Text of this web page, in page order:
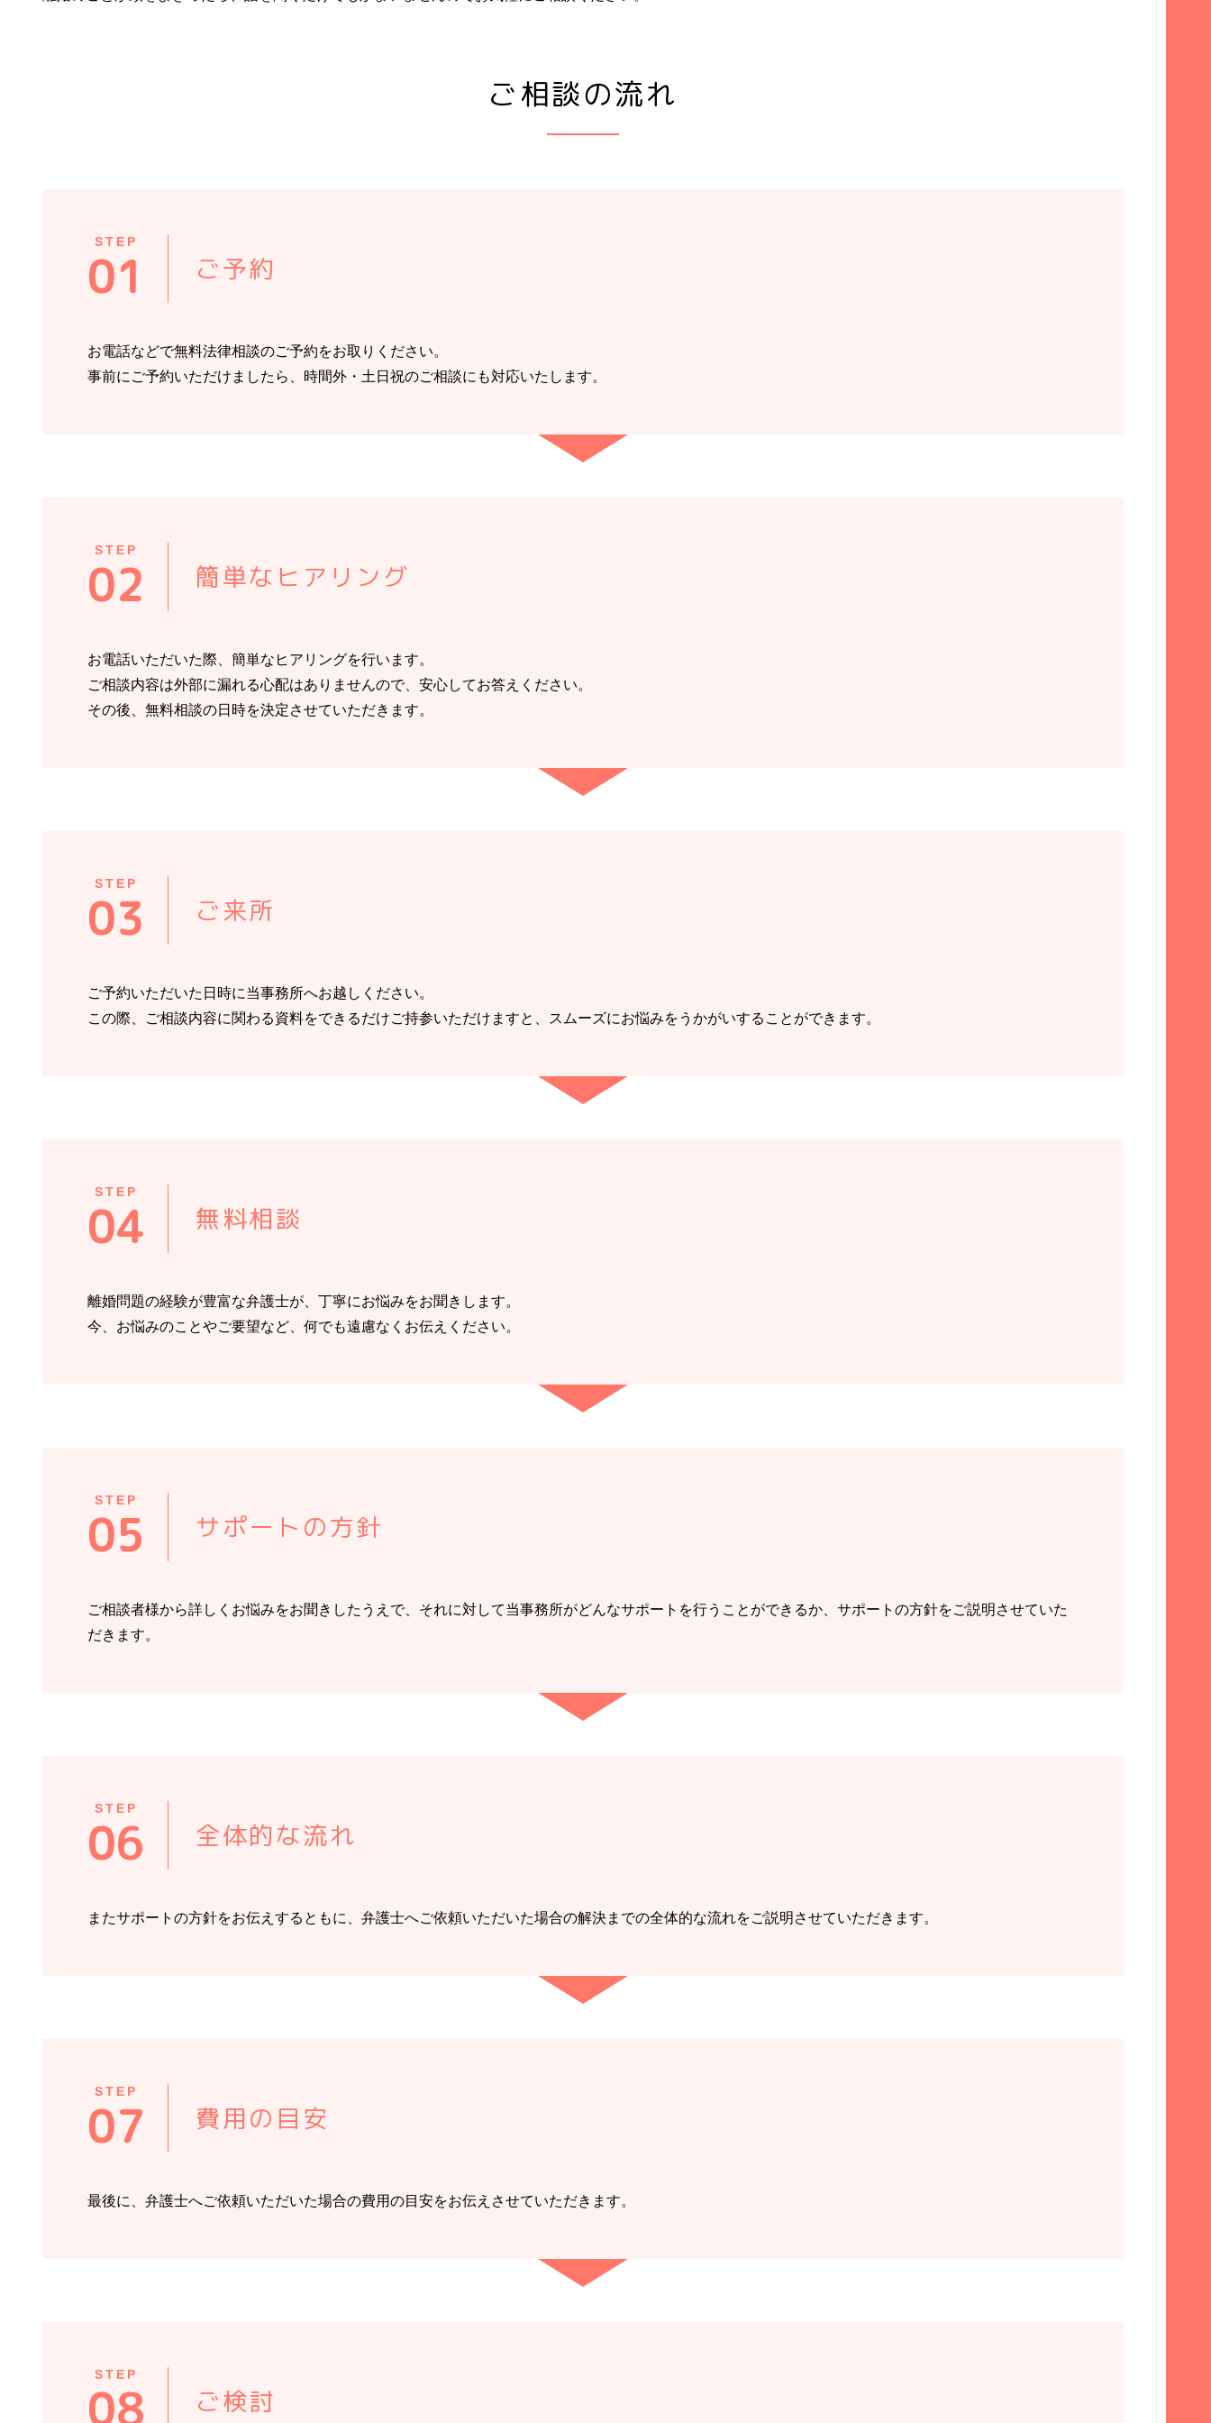
ご相談の流れ
STEP
01 ご予約
お電話などで無料法律相談のご予約をお取りください。
事前にご予約いただけましたら、時間外・土日祝のご相談にも対応いたします。
STEP
02 簡単なヒアリング
お電話いただいた際、簡単なヒアリングを行います。
ご相談内容は外部に漏れる心配はありませんので、安心してお答えください。
その後、無料相談の日時を決定させていただきます。
STEP
03 ご来所
ご予約いただいた日時に当事務所へお越しください。
この際、ご相談内容に関わる資料をできるだけご持参いただけますと、スムーズにお悩みをうかがいすることができます。
STEP
04 無料相談
離婚問題の経験が豊富な弁護士が、丁寧にお悩みをお聞きします。
今、お悩みのことやご要望など、何でも遠慮なくお伝えください。
STEP
05 サポートの方針
ご相談者様から詳しくお悩みをお聞きしたうえで、それに対して当事務所がどんなサポートを行うことができるか、サポートの方針をご説明させていた
だきます。
STEP
06 全体的な流れ
またサポートの方針をお伝えするともに、弁護士へご依頼いただいた場合の解決までの全体的な流れをご説明させていただきます。
STEP
07 費用の目安
最後に、弁護士へご依頼いただいた場合の費用の目安をお伝えさせていただきます。
STEP
08 ご検討